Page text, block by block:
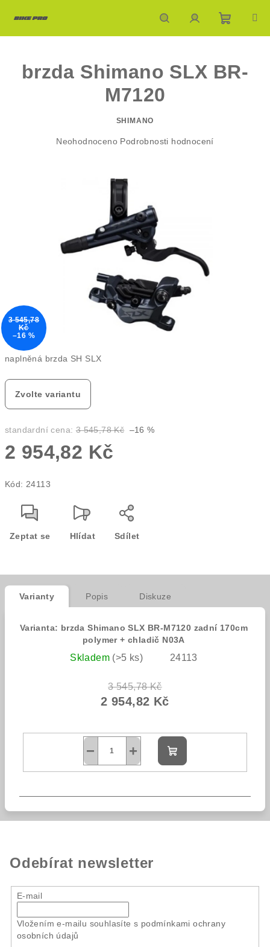
HledatPřihlášeníNákupní
košík
naplněná brzda SH SLX
Zvolte variantu
standardní cena: 3 545,78 Kč –16 %
2 954,82 Kč
cena:
Kód: 24113
Zeptat se Hlídat Sdílet
brzda Shimano SLX BR-
M7120
SHIMANO
Průměrné
Neohodnoceno Podrobnosti hodnocení
3 545,78
Kč
–16 %
Varianty Popis Diskuze
Varianta: brzda Shimano SLX BR-M7120 zadní 170cm
polymer + chladič N03A
Skladem (>5 ks) 24113
3 545,78 Kč
2 954,82 Kč
+
−
Do
košíku
Odebírat newsletter
E-mail
Vložením e-mailu souhlasíte s podmínkami ochrany
osobních údajů